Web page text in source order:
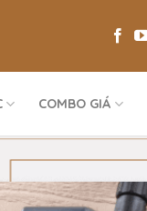
COMBO GIÁ